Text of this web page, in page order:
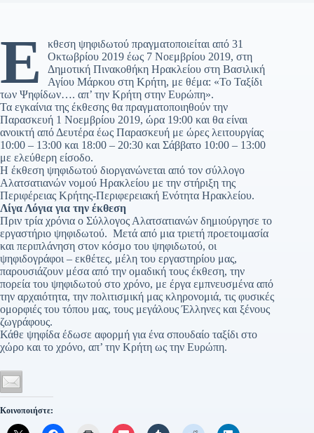
Έ
κθεση ψηφιδωτού πραγματοποιείται από 31
Οκτωβρίου 2019 έως 7 Νοεμβρίου 2019, στη
Δημοτική Πινακοθήκη Ηρακλείου στη Βασιλική
Αγίου Μάρκου στη Κρήτη, με θέμα: «Το Ταξίδι
των Ψηφίδων…. απ’ την Κρήτη στην Ευρώπη».
Τα εγκαίνια της έκθεσης θα πραγματοποιηθούν την
Παρασκευή 1 Νοεμβρίου 2019, ώρα 19:00 και θα είναι
ανοικτή από Δευτέρα έως Παρασκευή με ώρες λειτουργίας
10:00 – 13:00 και 18:00 – 20:30 και Σάββατο 10:00 – 13:00
με ελεύθερη είσοδο.
Η έκθεση ψηφιδωτού διοργανώνεται από τον σύλλογο
Αλατσατιανών νομού Ηρακλείου με την στήριξη της
Περιφέρειας Κρήτης-Περιφερειακή Ενότητα Ηρακλείου.
Λίγα Λόγια για την έκθεση
Πριν τρία χρόνια ο Σύλλογος Αλατσατιανών δημιούργησε το
εργαστήριο ψηφιδωτού. Μετά από μια τριετή προετοιμασία
και περιπλάνηση στον κόσμο του ψηφιδωτού, οι
ψηφιδογράφοι – εκθέτες, μέλη του εργαστηρίου μας,
παρουσιάζουν μέσα από την ομαδική τους έκθεση, την
πορεία του ψηφιδωτού στο χρόνο, με έργα εμπνευσμένα από
την αρχαιότητα, την πολιτισμική μας κληρονομιά, τις φυσικές
ομορφιές του τόπου μας, τους μεγάλους Έλληνες και ξένους
ζωγράφους.
Κάθε ψηφίδα έδωσε αφορμή για ένα σπουδαίο ταξίδι στο
χώρο και το χρόνο, απ’ την Κρήτη ως την Ευρώπη.
Κοινοποιήστε: